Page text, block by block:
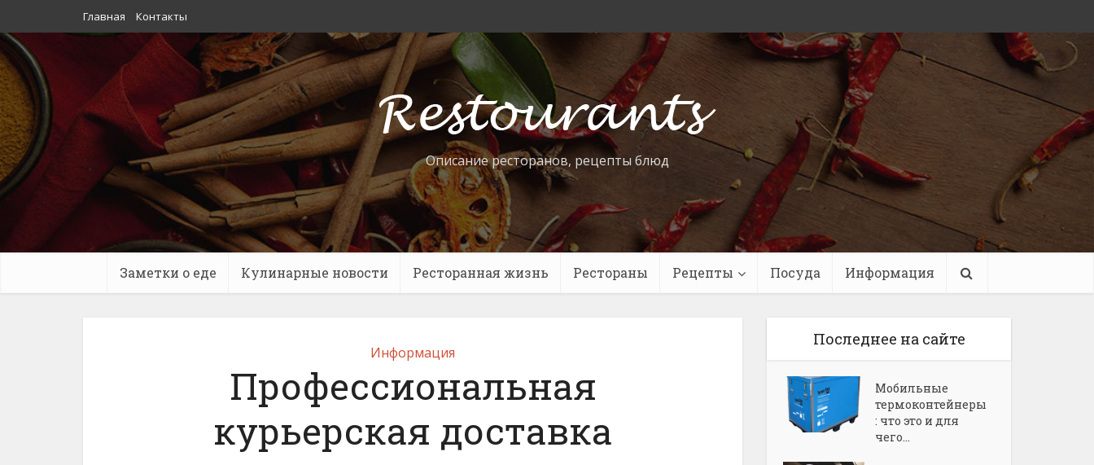
Главная Контакты
Описание ресторанов, рецепты блюд
Заметки о еде Кулинарные новости Ресторанная жизнь Рестораны Рецепты Посуда Информация
Информация
Профессиональная
курьерская доставка
Последнее на сайте
Мобильные
термоконтейнеры
: что это и для
чего...